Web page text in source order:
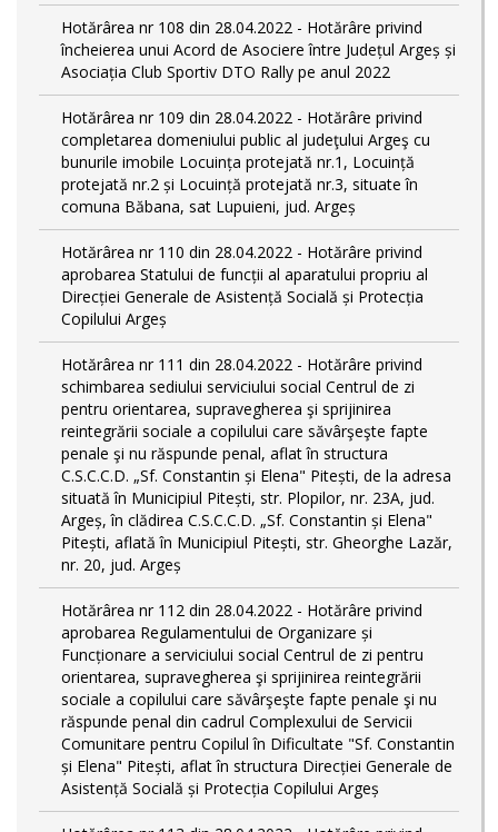
Hotărârea nr 108 din 28.04.2022 - Hotărâre privind
încheierea unui Acord de Asociere între Județul Argeș și
Asociația Club Sportiv DTO Rally pe anul 2022
Hotărârea nr 109 din 28.04.2022 - Hotărâre privind
completarea domeniului public al judeţului Argeş cu
bunurile imobile Locuința protejată nr.1, Locuință
protejată nr.2 și Locuință protejată nr.3, situate în
comuna Băbana, sat Lupuieni, jud. Argeș
Hotărârea nr 110 din 28.04.2022 - Hotărâre privind
aprobarea Statului de funcții al aparatului propriu al
Direcției Generale de Asistență Socială și Protecția
Copilului Argeș
Hotărârea nr 111 din 28.04.2022 - Hotărâre privind
schimbarea sediului serviciului social Centrul de zi
pentru orientarea, supravegherea şi sprijinirea
reintegrării sociale a copilului care săvârşeşte fapte
penale şi nu răspunde penal, aflat în structura
C.S.C.C.D. „Sf. Constantin și Elena" Pitești, de la adresa
situată în Municipiul Pitești, str. Plopilor, nr. 23A, jud.
Argeș, în clădirea C.S.C.C.D. „Sf. Constantin și Elena"
Pitești, aflată în Municipiul Pitești, str. Gheorghe Lazăr,
nr. 20, jud. Argeș
Hotărârea nr 112 din 28.04.2022 - Hotărâre privind
aprobarea Regulamentului de Organizare și
Funcționare a serviciului social Centrul de zi pentru
orientarea, supravegherea şi sprijinirea reintegrării
sociale a copilului care săvârşeşte fapte penale şi nu
răspunde penal din cadrul Complexului de Servicii
Comunitare pentru Copilul în Dificultate "Sf. Constantin
și Elena" Pitești, aflat în structura Direcției Generale de
Asistență Socială și Protecția Copilului Argeș